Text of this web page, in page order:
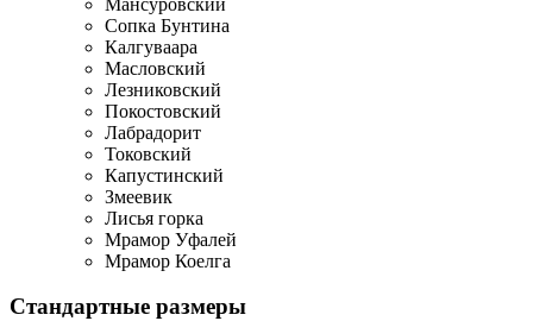
Сопка Бунтина
Калгуваара
Масловский
Лезниковский
Покостовский
Лабрадорит
Токовский
Капустинский
Змеевик
Лисья горка
Мрамор Уфалей
Мрамор Коелга
Стандартные размеры